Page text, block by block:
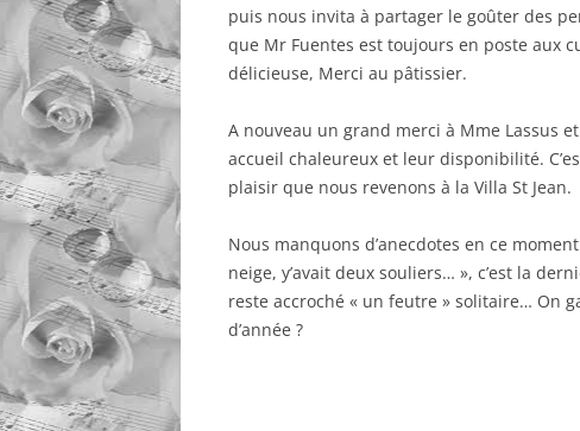
puis nous invita à partager le goûter des
que Mr Fuentes est toujours en poste aux
délicieuse, Merci au pâtissier.
A nouveau un grand merci à Mme Lassus
accueil chaleureux et leur disponibilité.
plaisir que nous revenons à la Villa St Jean.
Nous manquons d’anecdotes en ce
neige, y’avait deux souliers… », c’est la
reste accroché « un feutre » solitaire… On
d’année ?